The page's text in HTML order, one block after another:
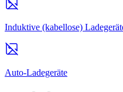
Induktive (kabellose)
Auto-Ladegeräte